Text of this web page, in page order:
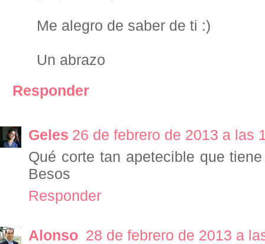
Me alegro de saber de ti :)
Un abrazo
Responder
Geles 26 de febrero de 2013 a las
Qué corte tan apetecible que
Besos
Responder
Alonso 28 de febrero de 2013 a